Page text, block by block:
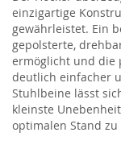
einzigartige
gewährleistet. Ein
gepolsterte,
ermöglicht und die
deutlich einfacher
Stuhlbeine lässt
kleinste
optimalen Stand